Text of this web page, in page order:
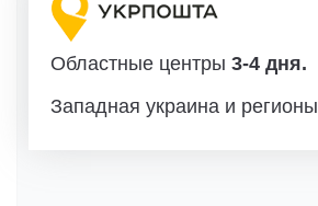
Областные центры 3-4 дня.
Западная украина и регионы